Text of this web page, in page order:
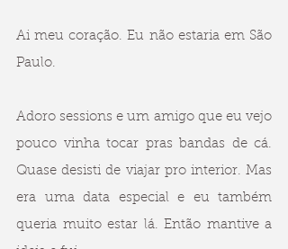
Ai meu coração. Eu não estaria em São
Paulo.
Adoro sessions e um amigo que eu vejo
pouco vinha tocar pras bandas de cá.
Quase desisti de viajar pro interior. Mas
era uma data especial e eu também
queria muito estar lá. Então mantive a